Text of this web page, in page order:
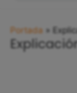
Portada »